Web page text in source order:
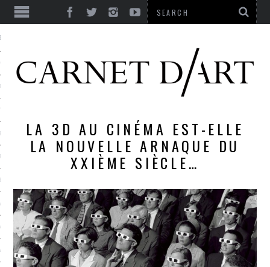
ULTIME
RIRE
LIBERTÉ
BEAUTÉ
FOLIE
LA 3D AU CINÉMA EST-ELLE
LA NOUVELLE ARNAQUE DU
XXIÈME SIÈCLE…